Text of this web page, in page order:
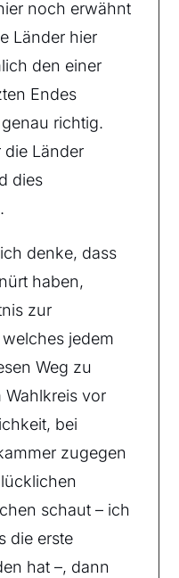
noch erwähnt
Länder hier
den einer
Endes
richtig.
die Länder
dies
denke, dass
haben,
zur
jedem
Weg zu
Wahlkreis vor
bei
zugegen
schaut – ich
die erste
hat –, dann